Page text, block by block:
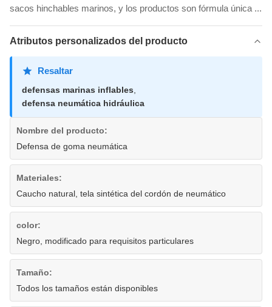
sacos hinchables marinos, y los productos son fórmula única ...
Atributos personalizados del producto
Resaltar
defensas marinas inflables
defensa neumática hidráulica
Nombre del producto:
Defensa de goma neumática
Materiales:
Caucho natural, tela sintética del cordón de neumático
color:
Negro, modificado para requisitos particulares
Tamaño:
Todos los tamaños están disponibles